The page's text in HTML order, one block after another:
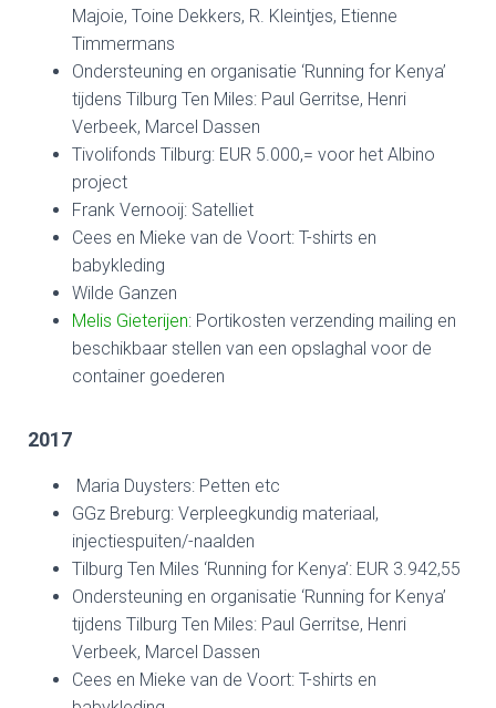
Majoie, Toine Dekkers, R. Kleintjes, Etienne
Timmermans
Ondersteuning en organisatie ‘Running for Kenya’
tijdens Tilburg Ten Miles: Paul Gerritse, Henri
Verbeek, Marcel Dassen
Tivolifonds Tilburg: EUR 5.000,= voor het Albino
project
Frank Vernooij: Satelliet
Cees en Mieke van de Voort: T-shirts en
babykleding
Wilde Ganzen
Melis Gieterijen: Portikosten verzending mailing en
beschikbaar stellen van een opslaghal voor de
container goederen
2017
Maria Duysters: Petten etc
GGz Breburg: Verpleegkundig materiaal,
injectiespuiten/-naalden
Tilburg Ten Miles ‘Running for Kenya’: EUR 3.942,55
Ondersteuning en organisatie ‘Running for Kenya’
tijdens Tilburg Ten Miles: Paul Gerritse, Henri
Verbeek, Marcel Dassen
Cees en Mieke van de Voort: T-shirts en